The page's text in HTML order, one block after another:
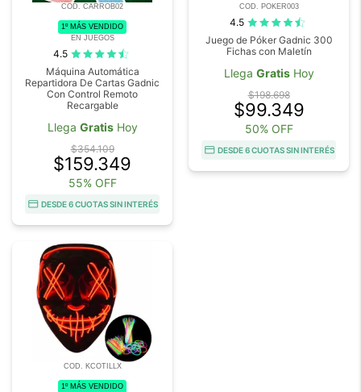
COD. CARROB02
1º MÁS VENDIDO
EN JUEGOS
4.5
Máquina Automática
Repartidora De Cartas Gadnic
Con Control Remoto
Recargable
Llega GratisHoy
$354.109
$159.349
55% OFF
DESDE 6 CUOTAS SIN INTERÉS
COD. POKER003
4.5
Juego de Póker Gadnic 300
Fichas con Maletín
Llega GratisHoy
$198.698
$99.349
50% OFF
DESDE 6 CUOTAS SIN INTERÉS
COD. KCOTILLX
1º MÁS VENDIDO